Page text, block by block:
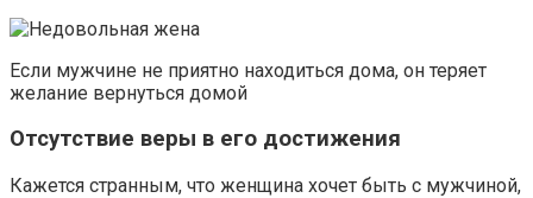
Если мужчине не приятно находиться дома, он теряет
желание вернуться домой
Отсутствие веры в его достижения
Кажется странным, что женщина хочет быть с мужчиной,